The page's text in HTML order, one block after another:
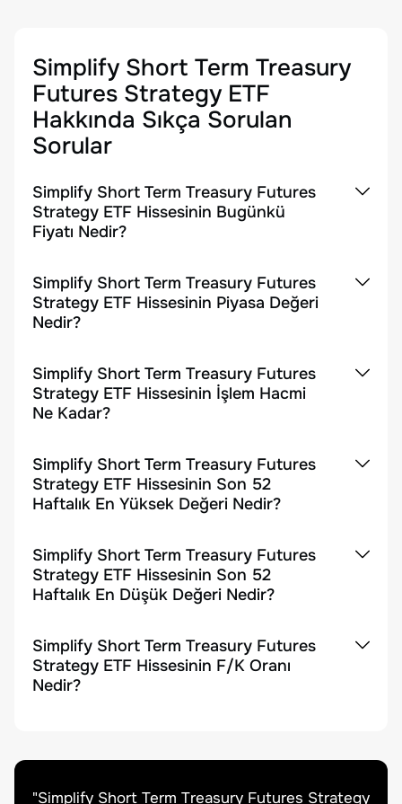
Simplify Short Term Treasury
Futures Strategy ETF
Hakkında Sıkça Sorulan
Sorular
Simplify Short Term Treasury Futures
Strategy ETF Hissesinin Bugünkü
Fiyatı Nedir?
Simplify Short Term Treasury Futures
Strategy ETF Hissesinin Piyasa Değeri
Nedir?
Simplify Short Term Treasury Futures
Strategy ETF Hissesinin İşlem Hacmi
Ne Kadar?
Simplify Short Term Treasury Futures
Strategy ETF Hissesinin Son 52
Haftalık En Yüksek Değeri Nedir?
Simplify Short Term Treasury Futures
Strategy ETF Hissesinin Son 52
Haftalık En Düşük Değeri Nedir?
Simplify Short Term Treasury Futures
Strategy ETF Hissesinin F/K Oranı
Nedir?
"Simplify Short Term Treasury Futures Strategy